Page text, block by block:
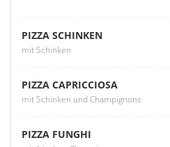
PIZZA SCHINKEN
mit Schinken
PIZZA CAPRICCIOSA
mit Schinken und Champignons
PIZZA FUNGHI